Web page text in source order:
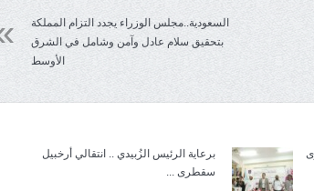
السعودية..مجلس الوزراء يجدد التزام المملكة
بتحقيق سلام عادل وآمن وشامل في الشرق
الأوسط
برعاية الرئيس الزُبيدي .. انتقالي أرخبيل
سقطرى ...